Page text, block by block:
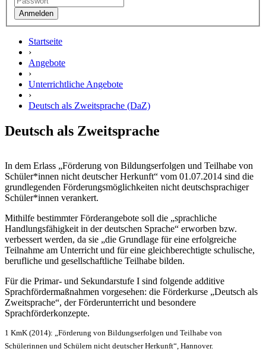
Startseite
›
Angebote
›
Unterrichtliche Angebote
›
Deutsch als Zweitsprache (DaZ)
Deutsch als Zweitsprache
In dem Erlass „Förderung von Bildungserfolgen und Teilhabe von
Schüler*innen nicht deutscher Herkunft“ vom 01.07.2014 sind die
grundlegenden Förderungsmöglichkeiten nicht deutschsprachiger
Schüler*innen verankert.
Mithilfe bestimmter Förderangebote soll die „sprachliche
Handlungsfähigkeit in der deutschen Sprache“ erworben bzw.
verbessert werden, da sie „die Grundlage für eine erfolgreiche
Teilnahme am Unterricht und für eine gleichberechtigte schulische,
berufliche und gesellschaftliche Teilhabe bilden.
Für die Primar- und Sekundarstufe I sind folgende additive
Sprachfördermaßnahmen vorgesehen: die Förderkurse „Deutsch als
Zweitsprache“, der Förderunterricht und besondere
Sprachförderkonzepte.
1 KmK (2014): „Förderung von Bildungserfolgen und Teilhabe von
Schülerinnen und Schülern nicht deutscher Herkunft“, Hannover.